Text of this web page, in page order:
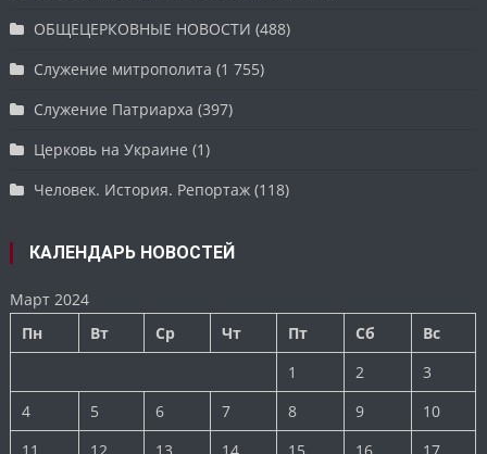
ОБЩЕЦЕРКОВНЫЕ НОВОСТИ (488)
Служение митрополита (1 755)
Служение Патриарха (397)
Церковь на Украине (1)
Человек. История. Репортаж (118)
КАЛЕНДАРЬ НОВОСТЕЙ
Март 2024
Пн
Вт Ср Чт Пт Сб
Вс
1
2
3
4
5 6 7 8 9
10